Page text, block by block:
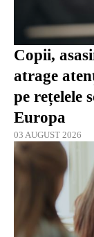
Copii,
atrage
pe rețelele
Europa
03 AUGUST 2026